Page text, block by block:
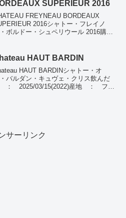
SUPERIEUR 2016
FREYNEAU BORDEAUX
2016シャトー・フレイノ
ボルドー・シュペリウール 2016購入
飲んだ日 ...HAUT BARDIN
HAUT BARDINシャトー・オ
バルダン・キュヴェ・クリス飲んだ
： 2025/03/15(2022)産地 ： フラ
サーリンク